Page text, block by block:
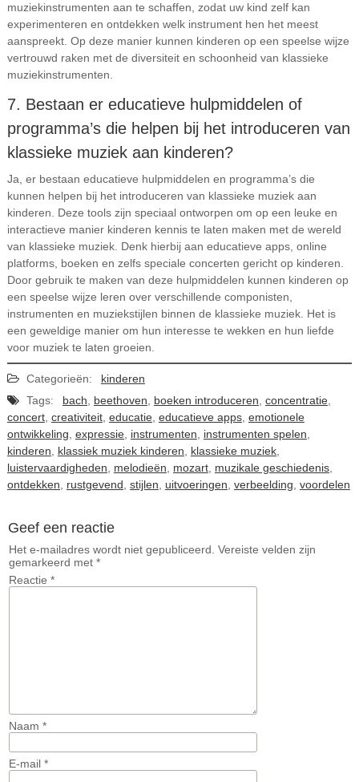
muziekinstrumenten aan te schaffen, zodat uw kind zelf kan
experimenteren en ontdekken welk instrument hen het meest
aanspreekt. Op deze manier kunnen kinderen op een speelse wijze
vertrouwd raken met de diversiteit en schoonheid van klassieke
muziekinstrumenten.
7. Bestaan er educatieve hulpmiddelen of
programma’s die helpen bij het introduceren van
klassieke muziek aan kinderen?
Ja, er bestaan educatieve hulpmiddelen en programma’s die
kunnen helpen bij het introduceren van klassieke muziek aan
kinderen. Deze tools zijn speciaal ontworpen om op een leuke en
interactieve manier kinderen kennis te laten maken met de wereld
van klassieke muziek. Denk hierbij aan educatieve apps, online
platforms, boeken en zelfs speciale concerten gericht op kinderen.
Door gebruik te maken van deze hulpmiddelen kunnen kinderen op
een speelse wijze leren over verschillende componisten,
instrumenten en muziekstijlen binnen de klassieke muziek. Het is
een geweldige manier om hun interesse te wekken en hun liefde
voor muziek te laten groeien.
Categorieën:
kinderen
Tags:
bach beethoven boeken introduceren concentratie,
concert, creativiteit, educatie, educatieve apps, emotionele
ontwikkeling expressie, instrumenten instrumenten spelen
kinderen
klassiek muziek kinderen klassieke muziek,
luistervaardigheden
melodieën mozart, muzikale geschiedenis,
ontdekken
rustgevend stijlen uitvoeringen verbeelding voordelen
Geef een reactie
Het e-mailadres wordt niet gepubliceerd. Vereiste velden zijn
gemarkeerd met *
Reactie *
Naam *
E-mail *